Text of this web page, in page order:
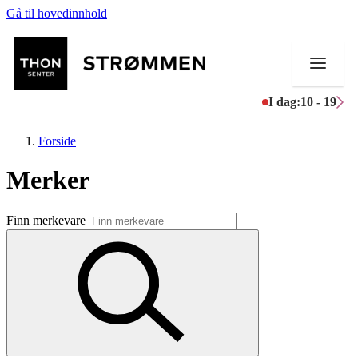
Gå til hovedinnhold
I dag:10 - 19
Butikker
Mat og drikke
Aktiviteter
Forside
Merker
Finn merkevare